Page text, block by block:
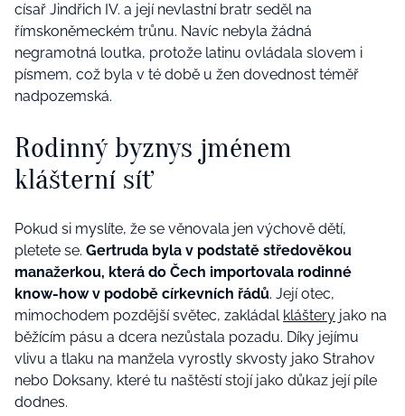
císař Jindřich IV. a její nevlastní bratr seděl na
římskoněmeckém trůnu. Navíc nebyla žádná
negramotná loutka, protože latinu ovládala slovem i
písmem, což byla v té době u žen dovednost téměř
nadpozemská.
Rodinný byznys jménem
klášterní síť
Pokud si myslíte, že se věnovala jen výchově dětí,
pletete se. Gertruda byla v podstatě středověkou
manažerkou, která do Čech importovala rodinné
know-how v podobě církevních řádů. Její otec,
mimochodem pozdější světec, zakládal kláštery jako na
běžícím pásu a dcera nezůstala pozadu. Díky jejímu
vlivu a tlaku na manžela vyrostly skvosty jako Strahov
nebo Doksany, které tu naštěstí stojí jako důkaz její píle
dodnes.